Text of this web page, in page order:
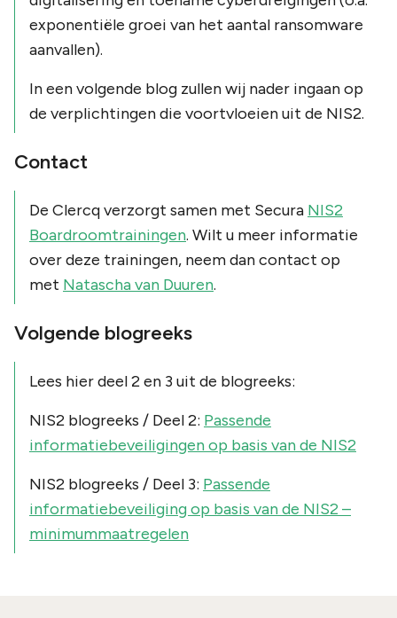
exponentiële groei van het aantal ransomware
aanvallen).
In een volgende blog zullen wij nader ingaan op
de verplichtingen die voortvloeien uit de NIS2.
Contact
De Clercq verzorgt samen met Secura NIS2
Boardroomtrainingen. Wilt u meer informatie
over deze trainingen, neem dan contact op
met Natascha van Duuren.
Volgende blogreeks
Lees hier deel 2 en 3 uit de blogreeks:
NIS2 blogreeks / Deel 2: Passende
informatiebeveiligingen op basis van de NIS2
NIS2 blogreeks / Deel 3: Passende
informatiebeveiliging op basis van de NIS2 –
minimummaatregelen